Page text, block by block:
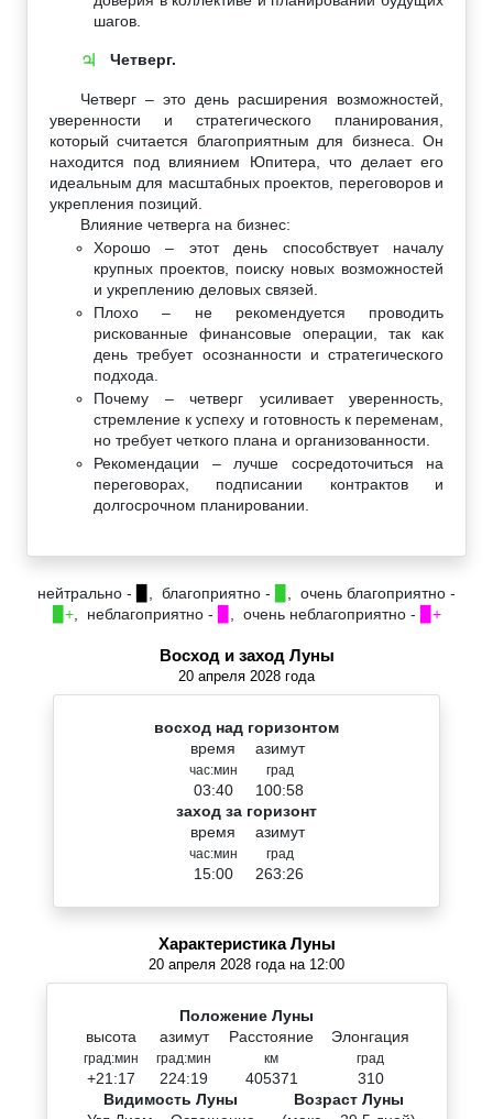
шагов.
♃ Четверг.
Четверг – это день расширения возможностей,
уверенности и стратегического планирования,
который считается благоприятным для бизнеса. Он
находится под влиянием Юпитера, что делает его
идеальным для масштабных проектов, переговоров и
укрепления позиций.
Влияние четверга на бизнес:
Хорошо – этот день способствует началу
крупных проектов, поиску новых возможностей
и укреплению деловых связей.
Плохо – не рекомендуется проводить
рискованные финансовые операции, так как
день требует осознанности и стратегического
подхода.
Почему – четверг усиливает уверенность,
стремление к успеху и готовность к переменам,
но требует четкого плана и организованности.
Рекомендации – лучше сосредоточиться на
переговорах, подписании контрактов и
долгосрочном планировании.
нейтрально - , благоприятно -
, очень благоприятно -
▉+, неблагоприятно - , очень неблагоприятно - ▉+
Восход и заход Луны
20 апреля 2028 года
восход над горизонтом
время
час:мин
03:40
азимут
град
100:58
заход за горизонт
время
час:мин
15:00
азимут
град
263:26
Характеристика Луны
20 апреля 2028 года на 12:00
Положение Луны
высота
град:мин
+21:17
азимут
град:мин
224:19
Расстояние
км
405371
Элонгация
град
310
Видимость Луны
Возраст Луны